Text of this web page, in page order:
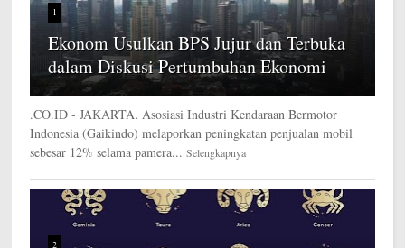
1
Ekonom Usulkan BPS Jujur dan Terbuka
dalam Diskusi Pertumbuhan Ekonomi
.CO.ID - JAKARTA. Asosiasi Industri Kendaraan Bermotor
Indonesia (Gaikindo) melaporkan peningkatan penjualan mobil
sebesar 12% selama pamera... Selengkapnya
2